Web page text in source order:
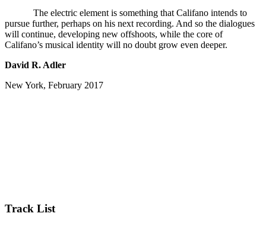
The electric element is something that Califano intends to
pursue further, perhaps on his next recording. And so the dialogues
will continue, developing new offshoots, while the core of
Califano’s musical identity will no doubt grow even deeper.
David R. Adler
New York, February 2017
Track List